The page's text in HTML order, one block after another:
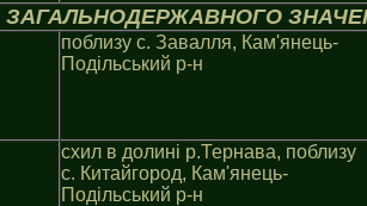
поблизу с. Завалля, Кам'янець-
Подiльський р-н
схил в долинi р.Тернава, поблизу
с. Китайгород, Кам'янець-
Подiльський р-н